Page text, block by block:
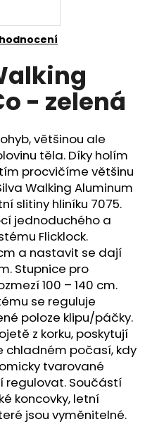
- zelená
většinou ale
těla. Díky holím
procvičíme většinu
Walking Aluminum
slitiny hliníku 7075.
jednoduchého a
Flicklock.
a nastavit se dají
Stupnice pro
100 – 140 cm.
se reguluje
poloze klipu/páčky.
z korku, poskytují
chladném počasí, kdy
tvarované
regulovat. Součástí
koncovky, letní
jsou vyměnitelné.